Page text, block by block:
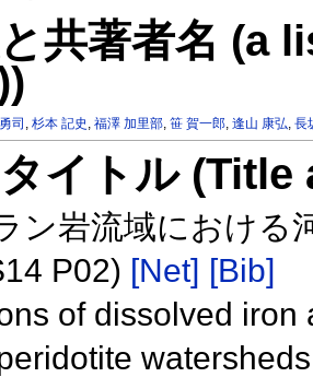
共著者名 (a
司 ,杉本 記史 ,福澤 加里部,笹 賀一郎,逢山 康弘,長
イトル
ン岩流域における
P02) [Net] [Bib]
of dissolved